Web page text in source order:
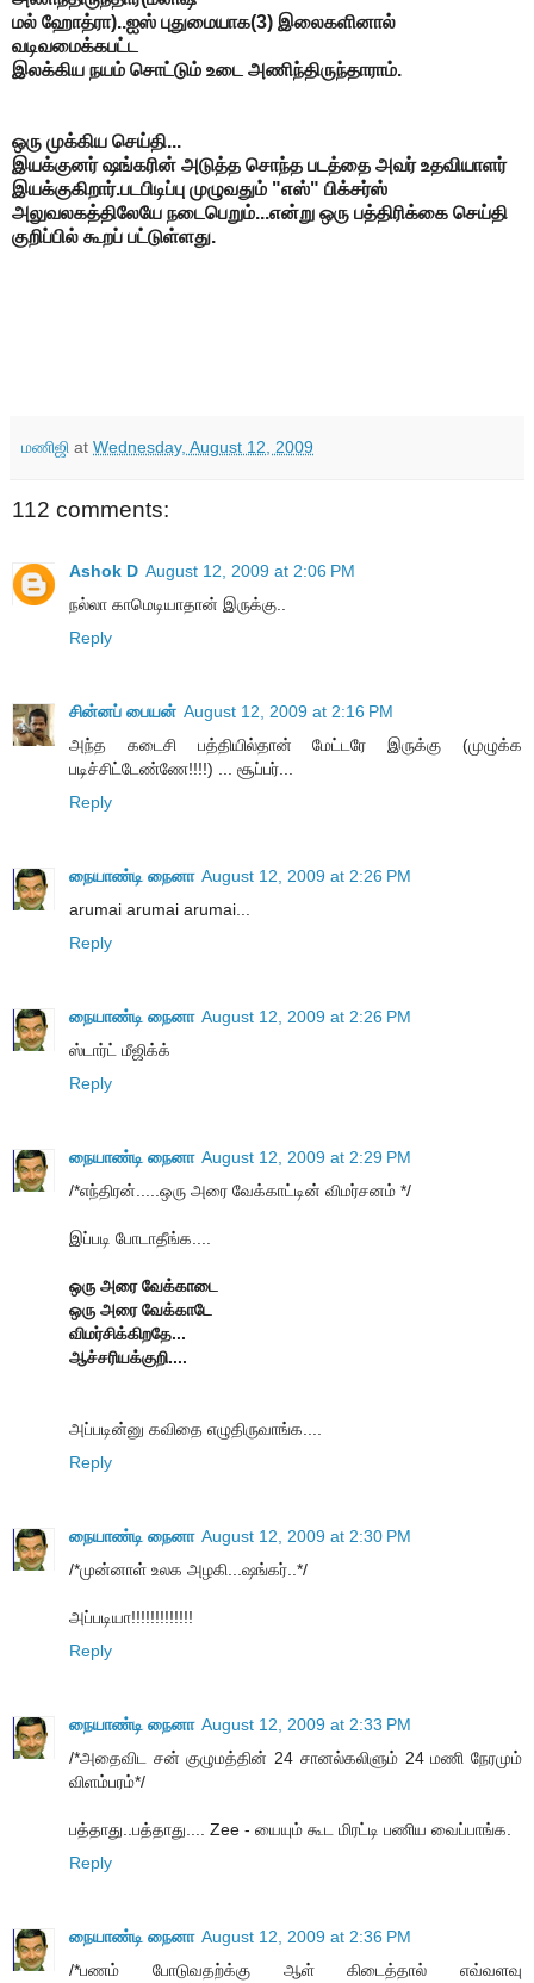
மல் ஹோத்ரா)..ஐஸ் புதுமையாக(3) இலைகளினால்
வடிவமைக்கபட்ட
இலக்கிய நயம் சொட்டும் உடை அணிந்திருந்தாராம்.
ஒரு முக்கிய செய்தி...
இயக்குனர் ஷங்கரின் அடுத்த சொந்த படத்தை அவர் உதவியாளர்
இயக்குகிறார்.படபிடிப்பு முழுவதும் "எஸ்" பிக்சர்ஸ்
அலுவலகத்திலேயே நடைபெறும்...என்று ஒரு பத்திரிக்கை செய்தி
குறிப்பில் கூறப் பட்டுள்ளது.
மணிஜி at Wednesday, August 12, 2009
112 comments:
Ashok D August 12, 2009 at 2:06 PM
நல்லா காமெடியாதான் இருக்கு..
Reply
சின்னப் பையன் August 12, 2009 at 2:16 PM
அந்த கடைசி பத்தியில்தான் மேட்டரே இருக்கு (முழுக்க
படிச்சிட்டேண்ணே!!!!) ... சூப்பர்...
Reply
நையாண்டி நைனா August 12, 2009 at 2:26 PM
arumai arumai arumai...
Reply
நையாண்டி நைனா August 12, 2009 at 2:26 PM
ஸ்டார்ட் மீஜிக்க்
Reply
நையாண்டி நைனா August 12, 2009 at 2:29 PM
/*எந்திரன்.....ஒரு அரை வேக்காட்டின் விமர்சனம் */
இப்படி போடாதீங்க....
ஒரு அரை வேக்காடை
ஒரு அரை வேக்காடே
விமர்சிக்கிறதே...
ஆச்சரியக்குறி....
அப்படின்னு கவிதை எழுதிருவாங்க....
Reply
நையாண்டி நைனா August 12, 2009 at 2:30 PM
/*முன்னாள் உலக அழகி...ஷங்கர்..*/
அப்படியா!!!!!!!!!!!!!
Reply
நையாண்டி நைனா August 12, 2009 at 2:33 PM
/*அதைவிட சன் குழுமத்தின் 24 சானல்கலிளும் 24 மணி நேரமும்
விளம்பரம்*/
பத்தாது..பத்தாது.... Zee - யையும் கூட மிரட்டி பணிய வைப்பாங்க.
Reply
நையாண்டி நைனா August 12, 2009 at 2:36 PM
/*பணம் போடுவதற்க்கு ஆள் கிடைத்தால் எவ்வளவு